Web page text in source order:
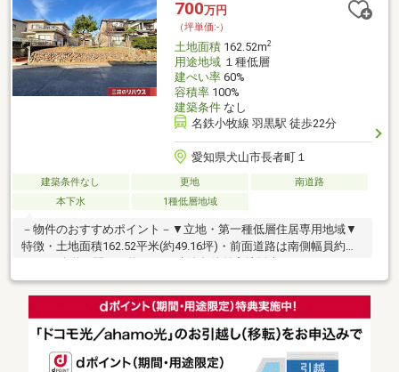
700万円
（坪単価:-）
土地面積162.52m2
用途地域１種低層
建ぺい率60%
容積率100%
建築条件なし
名鉄小牧線 羽黒駅 徒歩22分
愛知県犬山市長者町１
建築条件なし 更地
南道路
本下水
1種低層地域
－物件のおすすめポイント－▼立地・第一種低層住居専用地域▼
特徴・土地面積162.52平米(約49.16坪)・前面道路は南側幅員約
ん・ご希望のハウスメーカーや工務店で建築可能・現況は更地で
す▼周辺環境・仲田公園 徒歩1分(約80m)・ファミリーマート犬山
桜海道一丁目店 徒歩7分(約540m)※公営水道・本下水は敷地内に未
引込みのため、引込みにあたっては別途費用がかかります■ ご希
ご相談はお気軽にお問い合わせください。